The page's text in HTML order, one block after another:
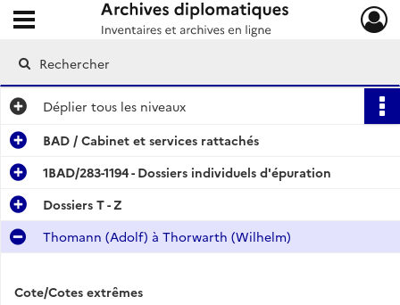
Archives diplomatiques
Ouvrir le menu déroulant
Déplier tous les niveaux
BAD / Cabinet et services rattachés
1BAD/283-1194 - Dossiers individuels d'épuration
Dossiers T - Z
Thomann (Adolf) à Thorwarth (Wilhelm)
Cote/Cotes extrêmes